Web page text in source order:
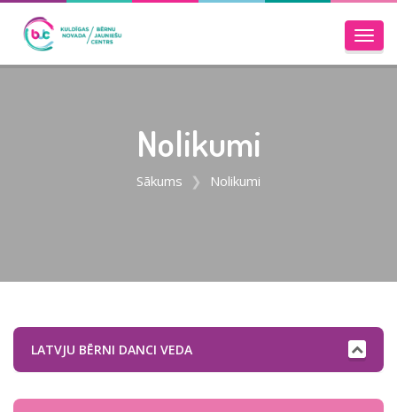
Nolikumi
Sākums Nolikumi
LATVJU BĒRNI DANCI VEDA